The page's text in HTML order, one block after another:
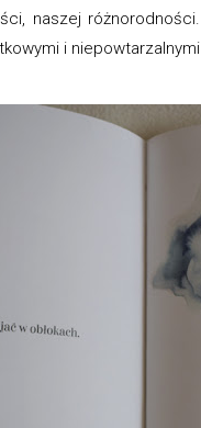
naszej
i